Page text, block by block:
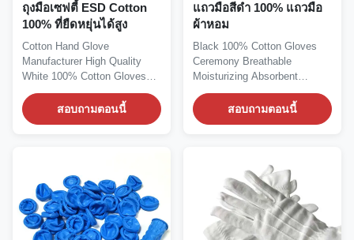
ถุงมือเซฟตี้ ESD Cotton
100% ที่ยืดหยุ่นได้สูง
Cotton Hand Glove
Manufacturer High Quality
White 100% Cotton Gloves
Product Description: It is...
สอบถามตอนนี้
แถวมือสีดํา 100% แถวมือ
ผ้าหอม
Black 100% Cotton Gloves
Ceremony Breathable
Moisturizing Absorbent
Uniforms gloves Black
100%... สอบถามตอนนี้